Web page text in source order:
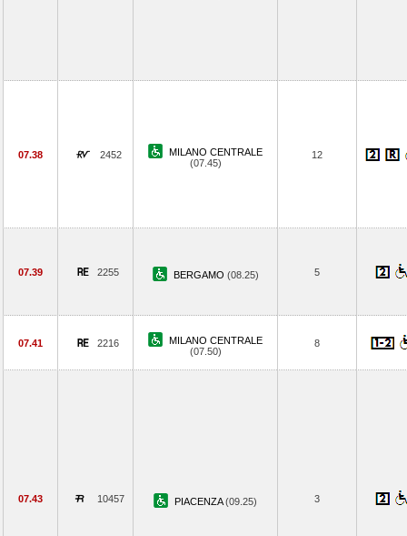
07.38 2452
MILANO CENTRALE
(07.45)
12
07.39 2255 BERGAMO (08.25) 5
07.41 2216
MILANO CENTRALE
(07.50)
8
07.43 10457 PIACENZA(09.25) 3